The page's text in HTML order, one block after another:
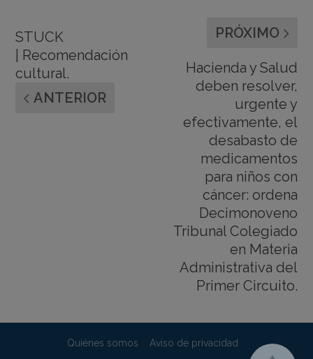
STUCK
| Recomendación
cultural.
ANTERIOR
PRÓXIMO
Hacienda y Salud
deben resolver,
urgente y
efectivamente, el
desabasto de
medicamentos
para niños con
cáncer: ordena
Decimonoveno
Tribunal Colegiado
en Materia
Administrativa del
Primer Circuito.
Quiénes somos Aviso de privacidad